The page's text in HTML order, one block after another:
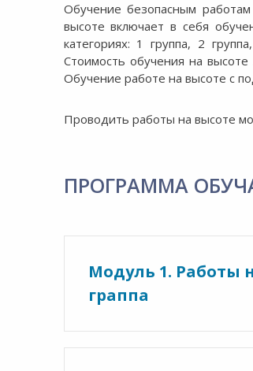
Обучение безопасным
высоте включает в себя
категориях: 1 группа, 2
Стоимость обучения на
Обучение работе на высоте с
Проводить работы на высоте
ПРОГРАММА
Модуль 1. Работы
граппа